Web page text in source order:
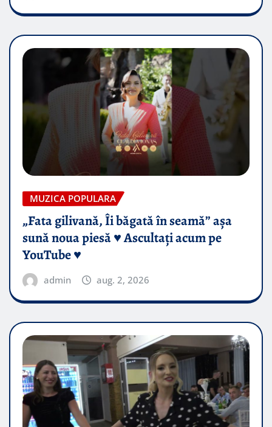
MUZICA POPULARA
„Fata gilivană, Îi băgată în seamă” așa
sună noua piesă ♥️ Ascultați acum pe
YouTube ♥️
admin aug. 2, 2026